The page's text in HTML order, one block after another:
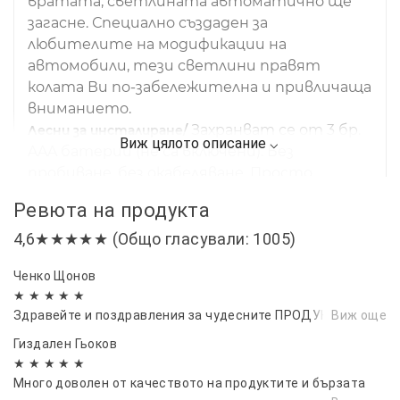
загасне. Специално създаден за
любителите на модификации на
автомобили, тези светлини правят
колата Ви по-забележителна и привличаща
вниманието.
Лесни за инсталиране/Захранват се от 3 бр.
AAA батерии (не са включени). Без
светлината на вратата върху плоската
част на панела на вратата и залепете
Опаковка/
Препоръчително е да закупите 2
комплекта от 4 светлини, които ще
направят колата ви още по-яка и по-
стилна през нощта. Перфектни подаръци
за семейство, клубни приятели, фенове на
Ревюта на продукта
4,6★★★★★ (Общо гласували: 1005)
Ченко Щонов
★ ★ ★ ★ ★
Здравейте и поздравления за чудесните ПРОДУКТИВиж още
Гиздален Гьоков
★ ★ ★ ★ ★
Много доволен от качеството на продуктите и бързата